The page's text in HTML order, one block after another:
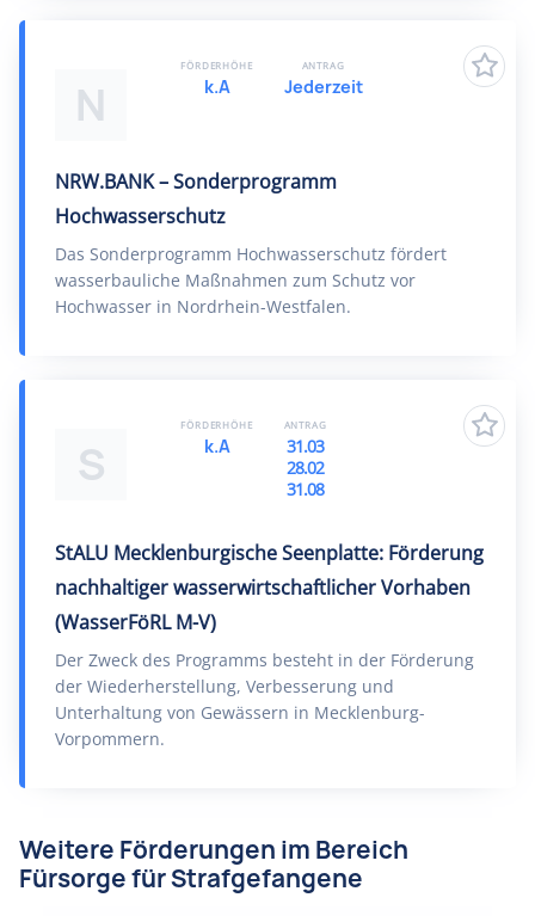
N
NRW.BANK – Sonderprogramm
Hochwasserschutz
Das Sonderprogramm Hochwasserschutz fördert
wasserbauliche Maßnahmen zum Schutz vor
Hochwasser in Nordrhein-Westfalen.
FÖRDERHÖHE
k.A
ANTRAG
Jederzeit
S
StALU Mecklenburgische Seenplatte: Förderung
nachhaltiger wasserwirtschaftlicher Vorhaben
(WasserFöRL M-V)
Der Zweck des Programms besteht in der Förderung
der Wiederherstellung, Verbesserung und
Unterhaltung von Gewässern in Mecklenburg-
Vorpommern.
FÖRDERHÖHE
k.A
ANTRAG
31.03
28.02
31.08
Weitere Förderungen im Bereich
Fürsorge für Strafgefangene